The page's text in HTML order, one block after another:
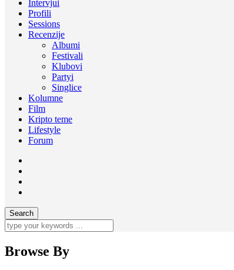
Intervjui
Profili
Sessions
Recenzije
Albumi
Festivali
Klubovi
Partyi
Singlice
Kolumne
Film
Kripto teme
Lifestyle
Forum
Browse By